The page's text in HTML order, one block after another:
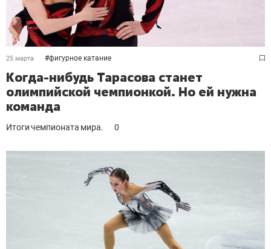
25 марта #фигурное катание
Когда-нибудь Тарасова станет
олимпийской чемпионкой. Но ей нужна
команда
Итоги чемпионата мира. 0